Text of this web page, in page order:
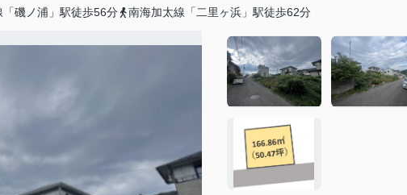
収益・事業用
「磯ノ浦」駅徒歩56分 南海加太線「二里ヶ浜」駅徒歩62分